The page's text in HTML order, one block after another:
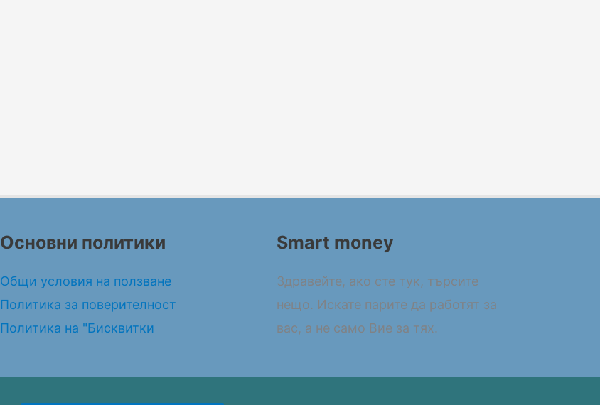
Основни политики
Общи условия на ползване
Политика за поверителност
Политика на "Бисквитки
Smart money
Здравейте, ако сте тук, търсите
нещо. Искате парите да работят за
вас, а не само Вие за тях.